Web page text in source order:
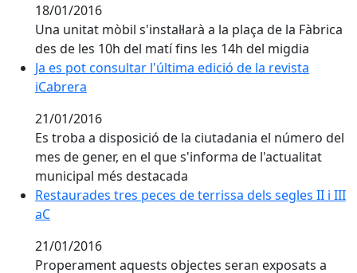
18/01/2016
Una unitat mòbil s'instal·larà a la plaça de la Fàbrica
des de les 10h del matí fins les 14h del migdia
Ja es pot consultar l'última edició de la revista
iCabrera
Ja es pot consultar l'última edició de la revista
iCabrera
21/01/2016
Es troba a disposició de la ciutadania el número del
mes de gener, en el que s'informa de l'actualitat
municipal més destacada
Restaurades tres peces de terrissa dels segles II i III
aC
Restaurades tres peces de terrissa dels segles II i III
aC
21/01/2016
Properament aquests objectes seran exposats a